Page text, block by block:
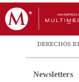
DERECHOS
Newsletters